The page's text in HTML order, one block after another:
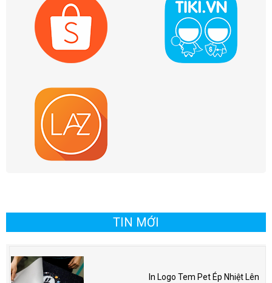
TIN MỚI
In Logo Tem Pet Ép Nhiệt Lên